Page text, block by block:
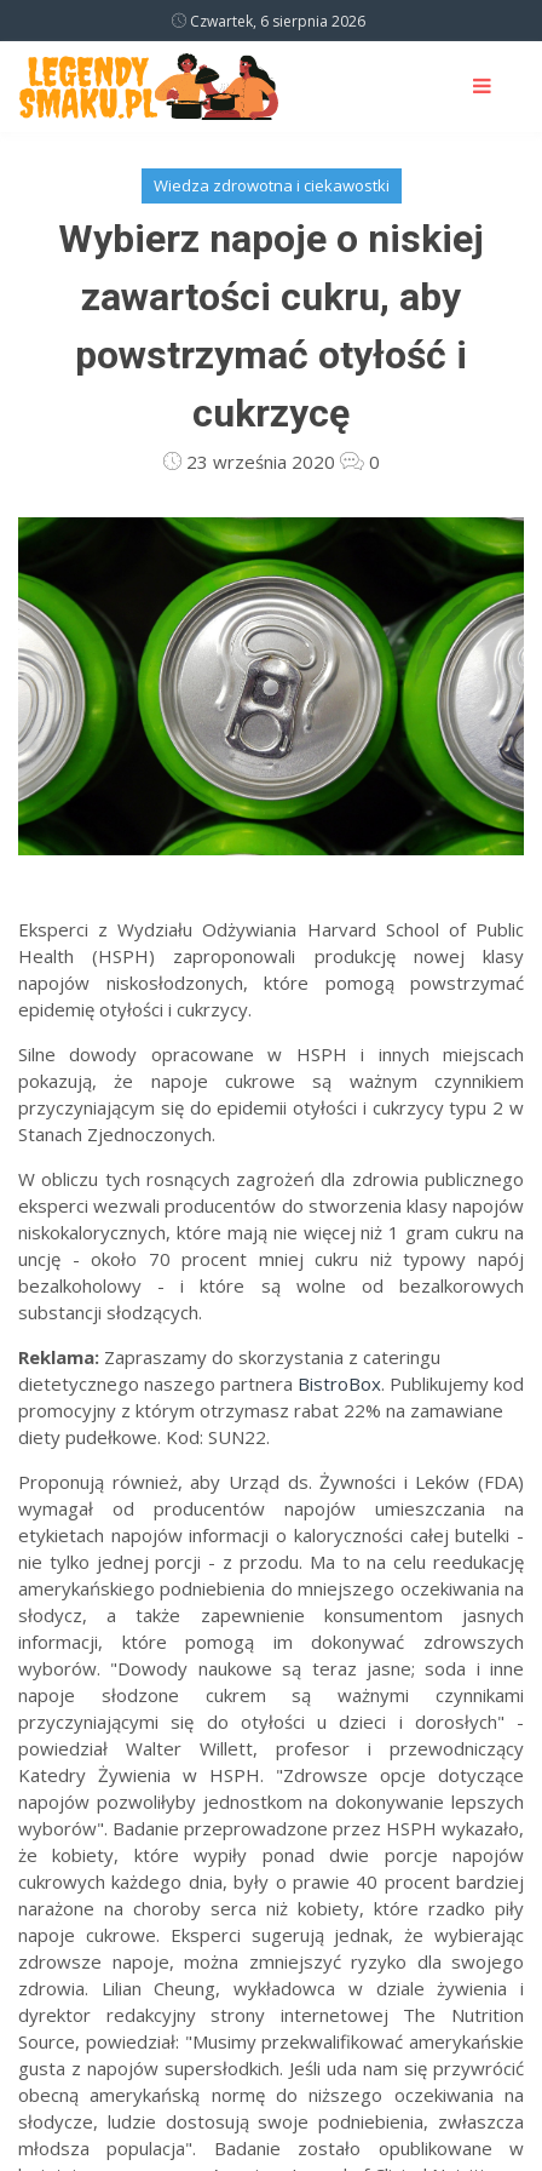
Czwartek, 6 sierpnia 2026
Wiedza zdrowotna i ciekawostki
Wybierz napoje o niskiej
zawartości cukru, aby
powstrzymać otyłość i
cukrzycę
23 września 2020 0
Eksperci z Wydziału Odżywiania Harvard School of Public
Health (HSPH) zaproponowali produkcję nowej klasy
napojów niskosłodzonych, które pomogą powstrzymać
epidemię otyłości i cukrzycy.
Silne dowody opracowane w HSPH i innych miejscach
pokazują, że napoje cukrowe są ważnym czynnikiem
przyczyniającym się do epidemii otyłości i cukrzycy typu 2 w
Stanach Zjednoczonych.
W obliczu tych rosnących zagrożeń dla zdrowia publicznego
eksperci wezwali producentów do stworzenia klasy napojów
niskokalorycznych, które mają nie więcej niż 1 gram cukru na
uncję - około 70 procent mniej cukru niż typowy napój
bezalkoholowy - i które są wolne od bezalkorowych
substancji słodzących.
Reklama: Zapraszamy do skorzystania z cateringu
dietetycznego naszego partnera BistroBox. Publikujemy kod
promocyjny z którym otrzymasz rabat 22% na zamawiane
diety pudełkowe. Kod: SUN22.
Proponują również, aby Urząd ds. Żywności i Leków (FDA)
wymagał od producentów napojów umieszczania na
etykietach napojów informacji o kaloryczności całej butelki -
nie tylko jednej porcji - z przodu. Ma to na celu reedukację
amerykańskiego podniebienia do mniejszego oczekiwania na
słodycz, a także zapewnienie konsumentom jasnych
informacji, które pomogą im dokonywać zdrowszych
wyborów. "Dowody naukowe są teraz jasne; soda i inne
napoje słodzone cukrem są ważnymi czynnikami
przyczyniającymi się do otyłości u dzieci i dorosłych" -
powiedział Walter Willett, profesor i przewodniczący
Katedry Żywienia w HSPH. "Zdrowsze opcje dotyczące
napojów pozwoliłyby jednostkom na dokonywanie lepszych
wyborów". Badanie przeprowadzone przez HSPH wykazało,
że kobiety, które wypiły ponad dwie porcje napojów
cukrowych każdego dnia, były o prawie 40 procent bardziej
narażone na choroby serca niż kobiety, które rzadko piły
napoje cukrowe. Eksperci sugerują jednak, że wybierając
zdrowsze napoje, można zmniejszyć ryzyko dla swojego
zdrowia. Lilian Cheung, wykładowca w dziale żywienia i
dyrektor redakcyjny strony internetowej The Nutrition
Source, powiedział: "Musimy przekwalifikować amerykańskie
gusta z napojów supersłodkich. Jeśli uda nam się przywrócić
obecną amerykańską normę do niższego oczekiwania na
słodycze, ludzie dostosują swoje podniebienia, zwłaszcza
młodsza populacja". Badanie zostało opublikowane w